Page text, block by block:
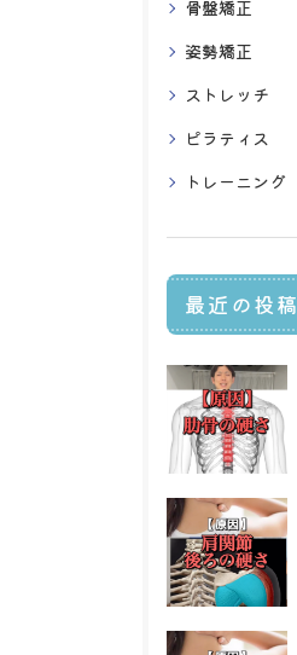
骨盤矯正
姿勢矯正
ストレッチ
ピラティス
トレーニング
最近の投稿